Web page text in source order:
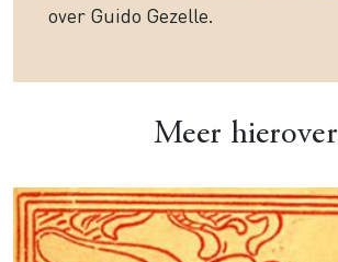
over Guido Gezelle.
Meer hierover